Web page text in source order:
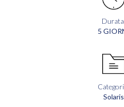
5
Solaris